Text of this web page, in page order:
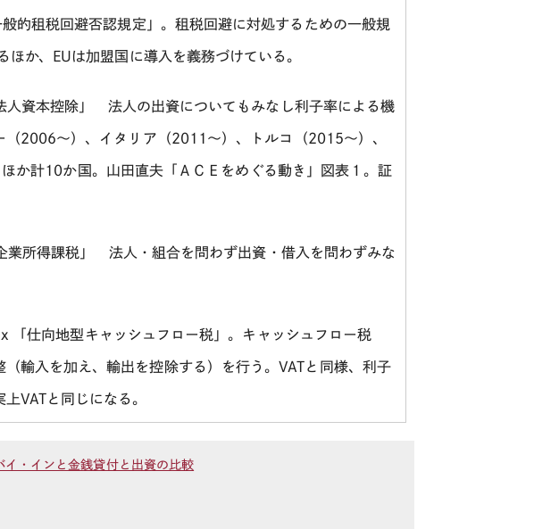
的租税回避否認規定」。租税回避に対処するための一般規
ほか、 EUは加盟国に導入を義務づけている。
人資本控除」 法人の出資についてもみなし利子率による機
（2006～）、イタリア（2011 ～）、トルコ（2015～）、
か計10か国。山田直夫「ＡＣＥをめぐる動き」図表１。証
業所得課税」 法人・組合を問わず出資・借入を問わずみな
「仕向地型キャッシュフロー税」。キャッシュフロー税
（輸入を加え、輸出を控除する）を行う。VATと同様、利子
上VATと同じになる。
・インと金銭貸付と出資の比較